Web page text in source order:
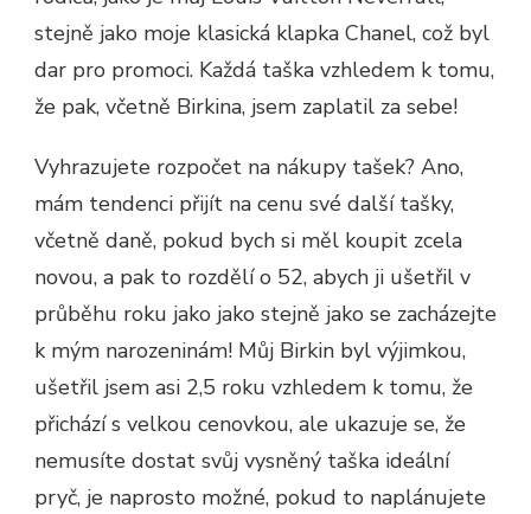
stejně jako moje klasická klapka Chanel, což byl
dar pro promoci. Každá taška vzhledem k tomu,
že pak, včetně Birkina, jsem zaplatil za sebe!
Vyhrazujete rozpočet na nákupy tašek? Ano,
mám tendenci přijít na cenu své další tašky,
včetně daně, pokud bych si měl koupit zcela
novou, a pak to rozdělí o 52, abych ji ušetřil v
průběhu roku jako jako stejně jako se zacházejte
k mým narozeninám! Můj Birkin byl výjimkou,
ušetřil jsem asi 2,5 roku vzhledem k tomu, že
přichází s velkou cenovkou, ale ukazuje se, že
nemusíte dostat svůj vysněný taška ideální
pryč, je naprosto možné, pokud to naplánujete